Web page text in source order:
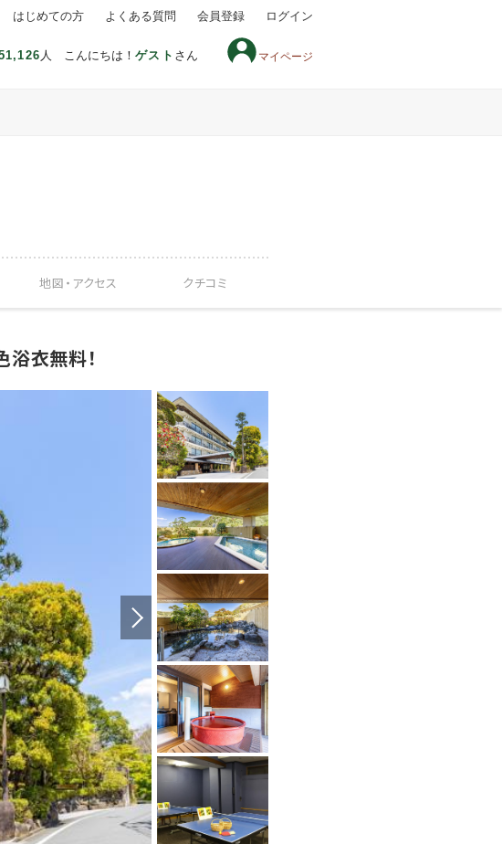
人 こんにちは！ゲスト さん マイページ
はじめての方 よくある質問 会員登録 ログイン
地図・ アクセス クチコミ
浴衣無料！